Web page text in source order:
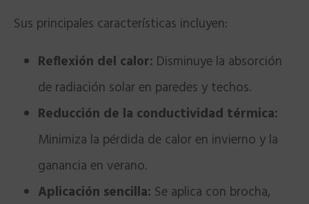
Sus principales características incluyen:
Reflexión del calor: Disminuye la absorción
de radiación solar en paredes y techos.
Reducción de la conductividad térmica:
Minimiza la pérdida de calor en invierno y la
ganancia en verano.
Aplicación sencilla: Se aplica con brocha,